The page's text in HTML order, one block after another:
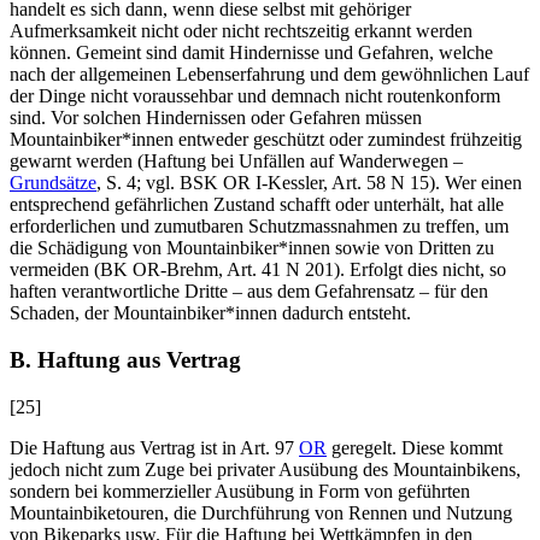
handelt es sich dann, wenn diese selbst mit gehöriger
Aufmerksamkeit nicht oder nicht rechtszeitig erkannt werden
können. Gemeint sind damit Hindernisse und Gefahren, welche
nach der allgemeinen Lebenserfahrung und dem gewöhnlichen Lauf
der Dinge nicht voraussehbar und demnach nicht routenkonform
sind. Vor solchen Hindernissen oder Gefahren müssen
Mountainbiker*innen entweder geschützt oder zumindest frühzeitig
gewarnt werden (Haftung bei Unfällen auf Wanderwegen –
Grundsätze, S. 4; vgl. BSK OR I-Kessler, Art. 58 N 15). Wer einen
entsprechend gefährlichen Zustand schafft oder unterhält, hat alle
erforderlichen und zumutbaren Schutzmassnahmen zu treffen, um
die Schädigung von Mountainbiker*innen sowie von Dritten zu
vermeiden (BK OR-Brehm, Art. 41 N 201). Erfolgt dies nicht, so
haften verantwortliche Dritte – aus dem Gefahrensatz – für den
Schaden, der Mountainbiker*innen dadurch entsteht.
B. Haftung aus Vertrag
[25]
Die Haftung aus Vertrag ist in Art. 97 OR geregelt. Diese kommt
jedoch nicht zum Zuge bei privater Ausübung des Mountainbikens,
sondern bei kommerzieller Ausübung in Form von geführten
Mountainbiketouren, die Durchführung von Rennen und Nutzung
von Bikeparks usw. Für die Haftung bei Wettkämpfen in den